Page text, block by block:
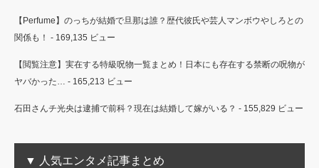
【Perfume】のっちが結婚で旦那は誰？歴代彼氏や芸人マンボウやしろとの
関係も！ - 169,135 ビュー
【閲覧注意】実在する特級呪物一覧まとめ！日本にも存在する禁断の呪物が
ヤバかった… - 165,213 ビュー
石田さんチ光央は逮捕で前科？現在は結婚して嫁がいる？ - 155,829 ビュー
▼ 人気エンタメ記事まとめ